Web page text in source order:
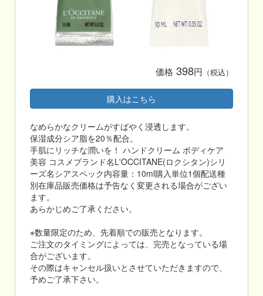
価格 398円 （税込）
購入はこちら
なめらかなクリームがすばやく浸透します。
保湿成分シア脂を20％配合。
手肌にリッチな潤いを！ ハンドクリーム ボディケア
美容 コスメブランド名L'OCCITANE(ロクシタン)シリ
ーズ名シアスペック内容量：10ml購入単位1個配送種
別在庫品販売価格は予告なく変更される場合がござい
ます。
あらかじめご了承ください。
※数量限定のため、先着順での販売となります。
ご注文のタイミングによっては、完売となっている場
合がございます。
その際はキャンセル扱いとさせていただきますので、
予めご了承下さい。